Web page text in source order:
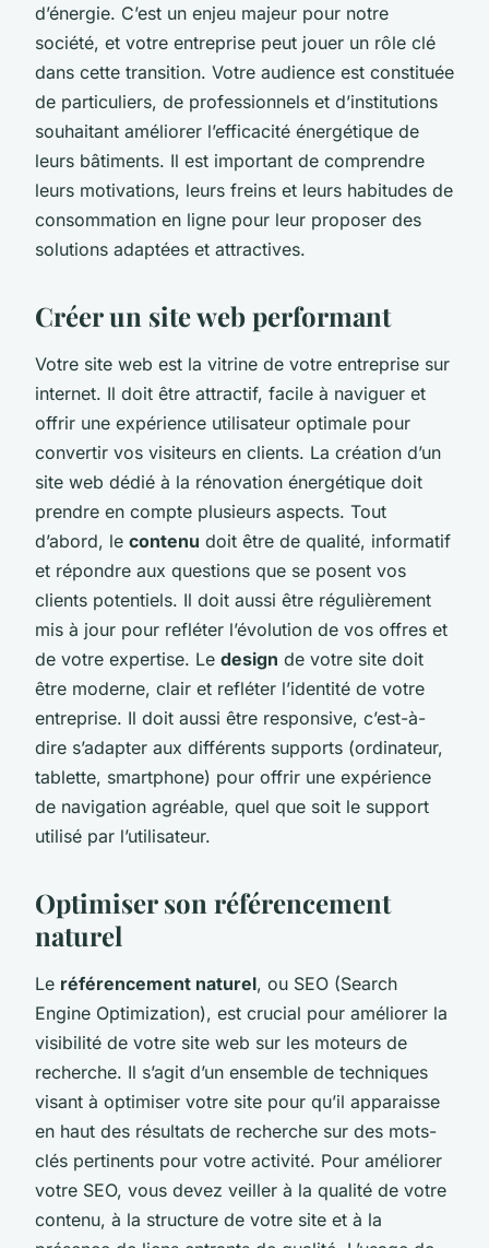
d’énergie. C’est un enjeu majeur pour notre
société, et votre entreprise peut jouer un rôle clé
dans cette transition. Votre audience est constituée
de particuliers, de professionnels et d’institutions
souhaitant améliorer l’efficacité énergétique de
leurs bâtiments. Il est important de comprendre
leurs motivations, leurs freins et leurs habitudes de
consommation en ligne pour leur proposer des
solutions adaptées et attractives.
Créer un site web performant
Votre site web est la vitrine de votre entreprise sur
internet. Il doit être attractif, facile à naviguer et
offrir une expérience utilisateur optimale pour
convertir vos visiteurs en clients. La création d’un
site web dédié à la rénovation énergétique doit
prendre en compte plusieurs aspects. Tout
d’abord, le contenu doit être de qualité, informatif
et répondre aux questions que se posent vos
clients potentiels. Il doit aussi être régulièrement
mis à jour pour refléter l’évolution de vos offres et
de votre expertise. Le design de votre site doit
être moderne, clair et refléter l’identité de votre
entreprise. Il doit aussi être responsive, c’est-à-
dire s’adapter aux différents supports (ordinateur,
tablette, smartphone) pour offrir une expérience
de navigation agréable, quel que soit le support
utilisé par l’utilisateur.
Optimiser son référencement
naturel
Le référencement naturel, ou SEO (Search
Engine Optimization), est crucial pour améliorer la
visibilité de votre site web sur les moteurs de
recherche. Il s’agit d’un ensemble de techniques
visant à optimiser votre site pour qu’il apparaisse
en haut des résultats de recherche sur des mots-
clés pertinents pour votre activité. Pour améliorer
votre SEO, vous devez veiller à la qualité de votre
contenu, à la structure de votre site et à la